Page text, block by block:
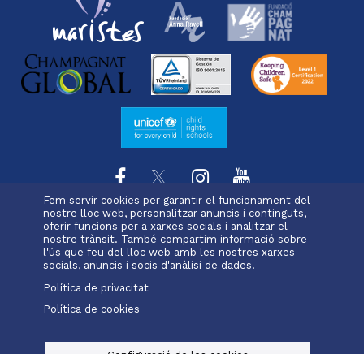
Fem servir cookies per garantir el funcionament del
nostre lloc web, personalitzar anuncis i continguts,
oferir funcions per a xarxes socials i analitzar el
nostre trànsit. També compartim informació sobre
l'ús que feu del lloc web amb les nostres xarxes
socials, anuncis i socis d'anàlisi de dades.
Política de privacitat
Política de cookies
Menu
footer
rubi
L'escola Projecte educatiu
Oferta educativa
Serveis i extraescolars
Pastoral Matrícula
Alexia
Office 365